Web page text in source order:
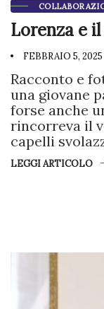
Lorenza e
FEBBRAIO 5, 2025
Racconto e
una giovane
forse anche
rincorreva il
capelli
LEGGI ARTICOLO